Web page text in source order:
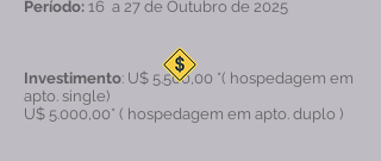
Período: 16 a 27 de Outubro de 2025
Investimento: U$ 5.500,00 *( hospedagem em
apto. single)
U$ 5.000,00* ( hospedagem em apto. duplo )